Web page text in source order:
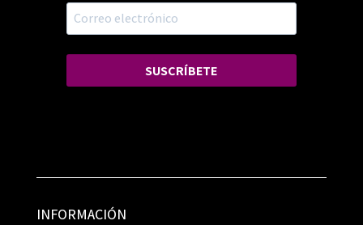
SUSCRÍBETE
INFORMACIÓN